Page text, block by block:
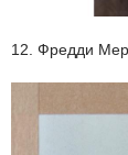
12. Фредди